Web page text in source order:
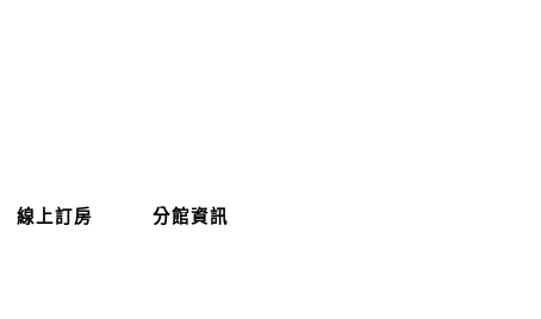
線上訂房 分館資訊